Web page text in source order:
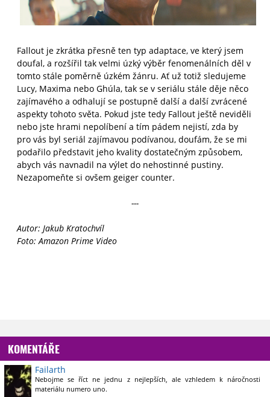
Fallout je zkrátka přesně ten typ adaptace, ve který jsem
doufal, a rozšířil tak velmi úzký výběr fenomenálních děl v
tomto stále poměrně úzkém žánru. Ať už totiž sledujeme
Lucy, Maxima nebo Ghúla, tak se v seriálu stále děje něco
zajímavého a odhalují se postupně další a další zvrácené
aspekty tohoto světa. Pokud jste tedy Fallout ještě neviděli
nebo jste hrami nepolíbení a tím pádem nejistí, zda by
pro vás byl seriál zajímavou podívanou, doufám, že se mi
podařilo představit jeho kvality dostatečným způsobem,
abych vás navnadil na výlet do nehostinné pustiny.
Nezapomeňte si ovšem geiger counter.
---
Autor: Jakub Kratochvíl
Foto: Amazon Prime Video
KOMENTÁŘE
Failarth
Nebojme se říct ne jednu z nejlepších, ale vzhledem k náročnosti
materiálu numero uno.